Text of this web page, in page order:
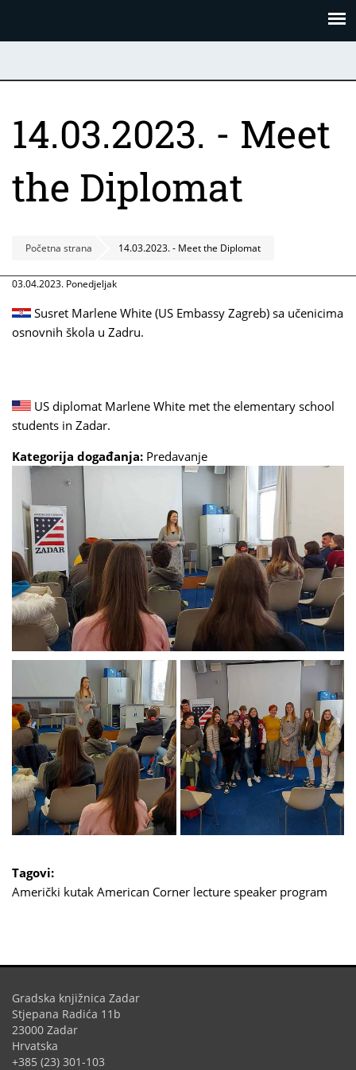
14.03.2023. - Meet
the Diplomat
Početna strana 14.03.2023. - Meet the Diplomat
03.04.2023. Ponedjeljak
Susret Marlene White (US Embassy Zagreb) sa učenicima
osnovnih škola u Zadru.
US diplomat Marlene White met the elementary school
students in Zadar.
Kategorija događanja: Predavanje
Tagovi:
Američki kutak American Corner lecture speaker program
Gradska knjižnica Zadar
Stjepana Radića 11b
23000 Zadar
Hrvatska
+385 (23) 301-103